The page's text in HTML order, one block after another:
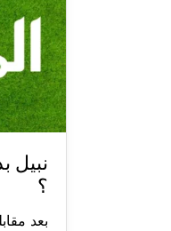
نبيل
؟
بعد